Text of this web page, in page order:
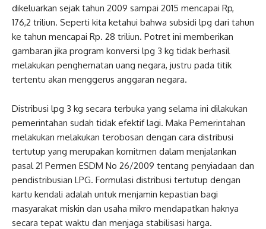
dikeluarkan sejak tahun 2009 sampai 2015 mencapai Rp,
176,2 triliun. Seperti kita ketahui bahwa subsidi lpg dari tahun
ke tahun mencapai Rp. 28 triliun. Potret ini memberikan
gambaran jika program konversi lpg 3 kg tidak berhasil
melakukan penghematan uang negara, justru pada titik
tertentu akan menggerus anggaran negara.
Distribusi lpg 3 kg secara terbuka yang selama ini dilakukan
pemerintahan sudah tidak efektif lagi. Maka Pemerintahan
melakukan melakukan terobosan dengan cara distribusi
tertutup yang merupakan komitmen dalam menjalankan
pasal 21 Permen ESDM No 26/2009 tentang penyiadaan dan
pendistribusian LPG. Formulasi distribusi tertutup dengan
kartu kendali adalah untuk menjamin kepastian bagi
masyarakat miskin dan usaha mikro mendapatkan haknya
secara tepat waktu dan menjaga stabilisasi harga.